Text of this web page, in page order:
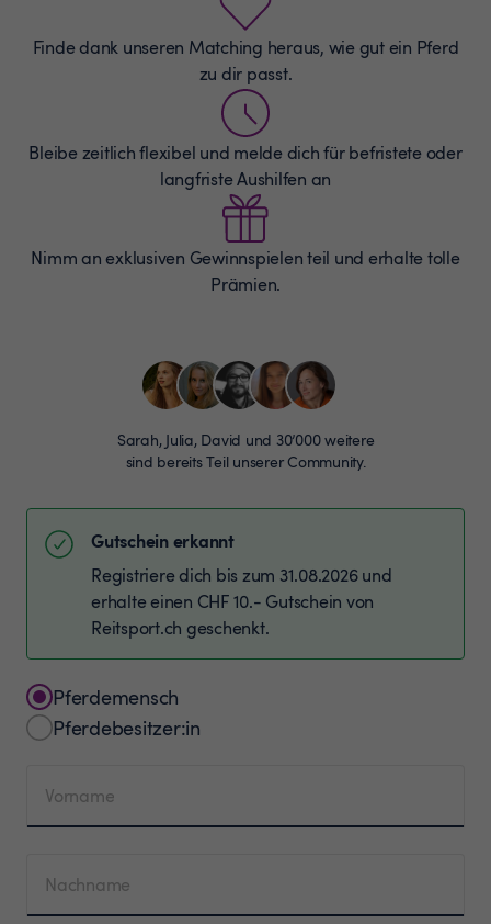
Finde dank unseren Matching heraus, wie gut ein Pferd
zu dir passt.
Bleibe zeitlich flexibel und melde dich für befristete oder
langfriste Aushilfen an
Nimm an exklusiven Gewinnspielen teil und erhalte tolle
Prämien.
Sarah, Julia, David und 30’000 weitere
sind bereits Teil unserer Community.
Gutschein erkannt
Registriere dich bis zum 31.08.2026 und
erhalte einen CHF 10.- Gutschein von
Reitsport.ch geschenkt.
Pferdemensch
Pferdebesitzer:in
Vorname
Nachname